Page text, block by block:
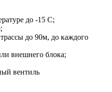
до -15 С;
до 90м, до каждого
внешнего блока;
вентиль